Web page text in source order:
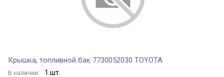
Крышка, топливной бак 7730052030 TOYOTA
В наличии: 1 шт.